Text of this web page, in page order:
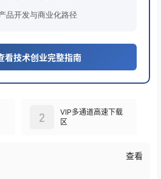
品开发与商业化路径
看技术创业完整指南
VIP多通道高速下载
区
2
查看